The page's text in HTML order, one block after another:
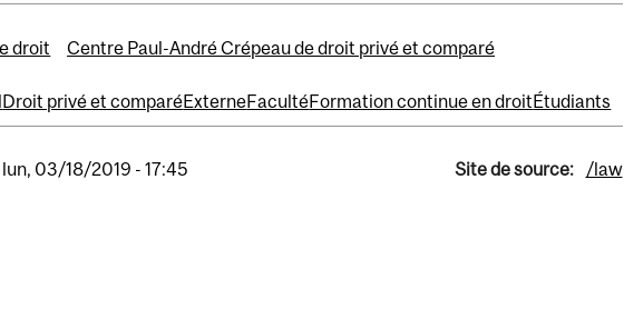
droit Centre Paul-André Crépeau de droit privé et comparé
Droit privé et comparéExterneFacultéFormation continue en droitÉtudiants
lun, 03/18/2019 - 17:45 Site de source: /law